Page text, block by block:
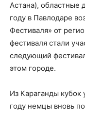
Астана), областные
году в Павлодаре
Фестиваля» от
фестиваля стали
следующий
этом городе.
Из Караганды кубок
году немцы вновь